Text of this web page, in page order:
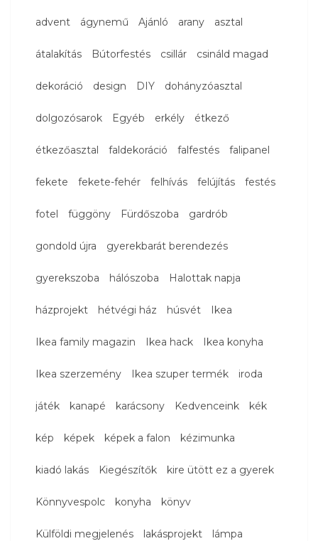
advent ágynemű Ajánló arany asztal
átalakítás Bútorfestés csillár csináld magad
dekoráció design DIY dohányzóasztal
dolgozósarok Egyéb erkély étkező
étkezőasztal faldekoráció falfestés falipanel
fekete fekete-fehér felhívás felújítás festés
fotel függöny Fürdőszoba gardrób
gondold újra gyerekbarát berendezés
gyerekszoba hálószoba Halottak napja
házprojekt hétvégi ház húsvét Ikea
Ikea family magazin Ikea hack Ikea konyha
Ikea szerzemény Ikea szuper termék iroda
játék kanapé karácsony Kedvenceink kék
kép képek képek a falon kézimunka
kiadó lakás Kiegészítők kire ütött ez a gyerek
Könnyvespolc konyha könyv
Külföldi megjelenés lakásprojekt lámpa